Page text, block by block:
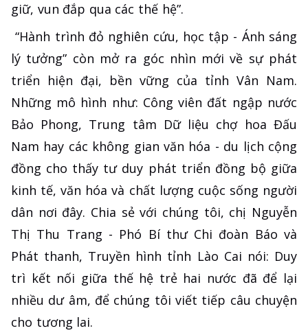
giữ, vun đắp qua các thế hệ”.
“Hành trình đỏ nghiên cứu, học tập - Ánh sáng
lý tưởng” còn mở ra góc nhìn mới về sự phát
triển hiện đại, bền vững của tỉnh Vân Nam.
Những mô hình như: Công viên đất ngập nước
Bảo Phong, Trung tâm Dữ liệu chợ hoa Đấu
Nam hay các không gian văn hóa - du lịch cộng
đồng cho thấy tư duy phát triển đồng bộ giữa
kinh tế, văn hóa và chất lượng cuộc sống người
dân nơi đây. Chia sẻ với chúng tôi, chị Nguyễn
Thị Thu Trang - Phó Bí thư Chi đoàn Báo và
Phát thanh, Truyền hình tỉnh Lào Cai nói: Duy
trì kết nối giữa thế hệ trẻ hai nước đã để lại
nhiều dư âm, để chúng tôi viết tiếp câu chuyện
cho tương lai.